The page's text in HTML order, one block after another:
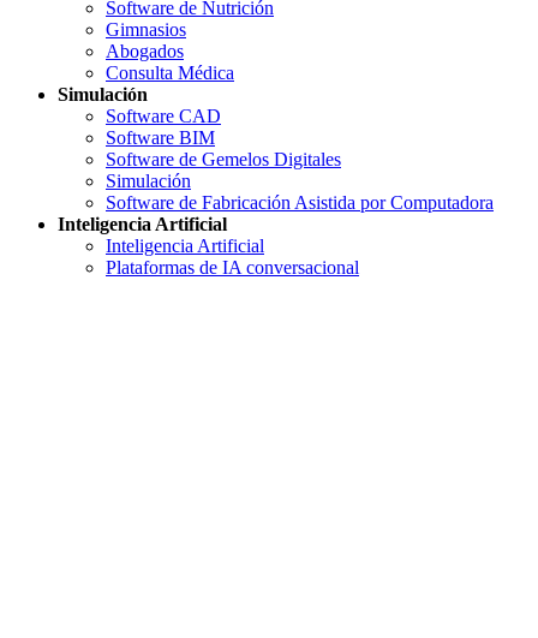
Software de Nutrición
Gimnasios
Abogados
Consulta Médica
Simulación
Software CAD
Software BIM
Software de Gemelos Digitales
Simulación
Software de Fabricación Asistida por Computadora
Inteligencia Artificial
Inteligencia Artificial
Plataformas de IA conversacional